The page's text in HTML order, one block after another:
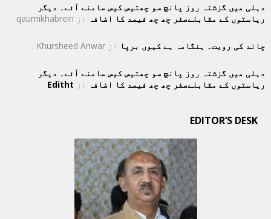
دہلی میں گزشتہ روز پانچ سو چھتیس کیس سامنے آئے۔ دیگر
ریاستوں کے مقابلےصفر چھ چھ فیصد کا اضافہ
از qaumikhabrein
چاند کی رویت۔ ہنگامہ ہے کیوں برپا از Khursheed Anwar
دہلی میں گزشتہ روز پانچ سو چھتیس کیس سامنے آئے۔ دیگر
ریاستوں کے مقابلےصفر چھ چھ فیصد کا اضافہ
از Editht
EDITOR’S DESK